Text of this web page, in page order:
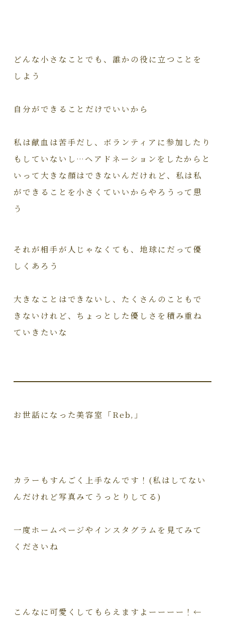
どんな小さなことでも、誰かの役に立つことを
しよう
自分ができることだけでいいから
私は献血は苦手だし、ボランティアに参加したり
もしていないし…ヘアドネーションをしたからと
いって大きな顔はできないんだけれど、私は私
ができることを小さくていいからやろうって思
う
それが相手が人じゃなくても、地球にだって優
しくあろう
大きなことはできないし、たくさんのこともで
きないけれど、ちょっとした優しさを積み重ね
ていきたいな
お世話になった美容室「Reb,」
カラーもすんごく上手なんです！(私はしてない
んだけれど写真みてうっとりしてる)
一度ホームページやインスタグラムを見てみて
くださいね
こんなに可愛くしてもらえますよーーーー！←